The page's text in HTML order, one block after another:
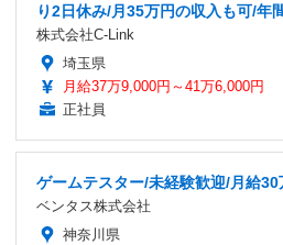
り2日休み/月35万円の収入も可/年
株式会社C-Link
埼玉県
月給37万9,000円～41万6,000円
正社員
ゲームテスター/未経験歓迎/月給
ベンタス株式会社
神奈川県